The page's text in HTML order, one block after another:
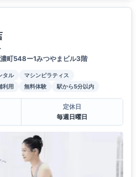
町548ー1みつやまビル3階
タル
マシンピラティス
利用 無料体験 駅から5分以内
定休日
毎週日曜日